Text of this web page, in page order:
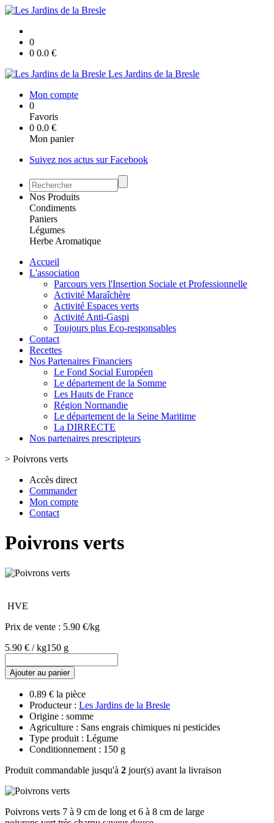
0
0 0.0 €
Les Jardins de la Bresle
Mon compte
0
Favoris
0 0.0 €
Mon panier
Suivez nos actus sur Facebook
Nos Produits
Condiments
Paniers
Légumes
Herbe Aromatique
Accueil
L'association
Parcours vers l'Insertion Sociale et Professionnelle
Activité Maraîchère
Activité Espaces verts
Activité Anti-Gaspi
Toujours plus Eco-responsables
Contact
Recettes
Nos Partenaires Financiers
Le Fond Social Européen
Le département de la Somme
Les Hauts de France
Région Normandie
Le département de la Seine Maritime
La DIRRECTE
Nos partenaires prescripteurs
> Poivrons verts
Accès direct
Commander
Mon compte
Contact
Poivrons verts
HVE
Prix de vente : 5.90 €/kg
5.90 € / kg150 g
Ajouter au panier
0.89 € la pièce
Producteur : Les Jardins de la Bresle
Origine : somme
Agriculture : Sans engrais chimiques ni pesticides
Type produit : Légume
Conditionnement : 150 g
Produit commandable jusqu'à 2 jour(s) avant la livraison
Poivrons verts 7 à 9 cm de long et 6 à 8 cm de large